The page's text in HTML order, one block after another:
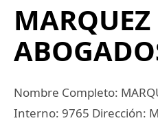
MARQUEZ
Nombre Completo:
Interno: 9765 Dirección: